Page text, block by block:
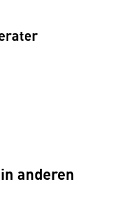
anderen